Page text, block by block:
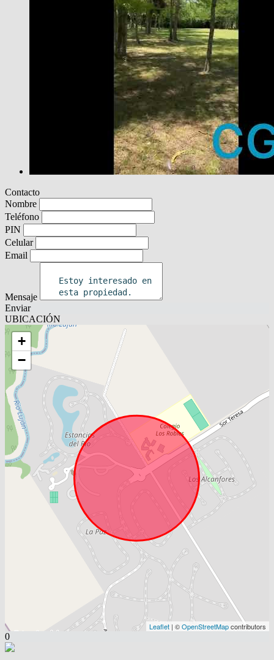
Contacto
Nombre
Teléfono
PIN
Celular
Email
Mensaje
Enviar
UBICACIÓN
+
−
Leaflet | ©OpenStreetMapcontributors
0